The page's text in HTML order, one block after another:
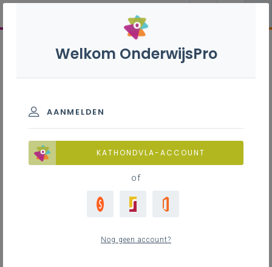
Welkom OnderwijsPro
AANMELDEN
KATHONDVLA-ACCOUNT
of
Nog geen account?